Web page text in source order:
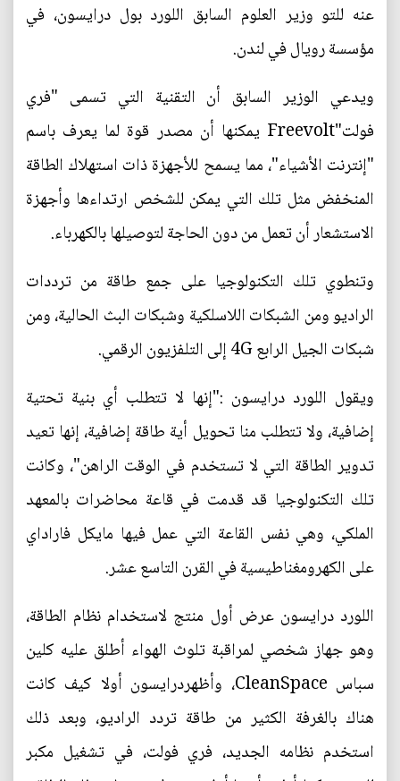
عنه للتو وزير العلوم السابق اللورد بول درايسون، في
مؤسسة رويال في لندن.
ويدعي الوزير السابق أن التقنية التي تسمى "فري
فولت"Freevolt يمكنها أن مصدر قوة لما يعرف باسم
"إنترنت الأشياء"، مما يسمح للأجهزة ذات استهلاك الطاقة
المنخفض مثل تلك التي يمكن للشخص ارتداءها وأجهزة
الاستشعار أن تعمل من دون الحاجة لتوصيلها بالكهرباء.
وتنطوي تلك التكنولوجيا على جمع طاقة من ترددات
الراديو ومن الشبكات اللاسلكية وشبكات البث الحالية، ومن
شبكات الجيل الرابع 4G إلى التلفزيون الرقمي.
ويقول اللورد درايسون :"إنها لا تتطلب أي بنية تحتية
إضافية، ولا تتطلب منا تحويل أية طاقة إضافية، إنها تعيد
تدوير الطاقة التي لا تستخدم في الوقت الراهن"، وكانت
تلك التكنولوجيا قد قدمت في قاعة محاضرات بالمعهد
الملكي، وهي نفس القاعة التي عمل فيها مايكل فاراداي
على الكهرومغناطيسية في القرن التاسع عشر.
اللورد درايسون عرض أول منتج لاستخدام نظام الطاقة،
وهو جهاز شخصي لمراقبة تلوث الهواء أطلق عليه كلين
سباس CleanSpace، وأظهردرايسون أولا كيف كانت
هناك بالغرفة الكثير من طاقة تردد الراديو، وبعد ذلك
استخدم نظامه الجديد، فري فولت، في تشغيل مكبر